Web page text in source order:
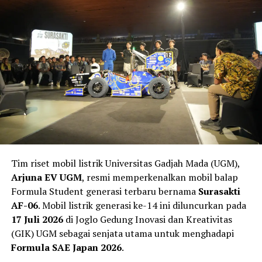
kendaraan baru, teknologi terkini, hingga strategi para
pabrikan dalam menghadapi persaingan industri
otomotif yang semakin kompetitif.
GIIAS Jadi Barometer Industri
Otomotif Nasional
Sebagai salah satu pameran otomotif terbesar di Asia
Tenggara, GIIAS tidak hanya menjadi ajang peluncuran
produk baru, tetapi juga menjadi indikator
Berbagai merek otomotif global memanfaatkan
momentum ini untuk memperkenalkan kendaraan
terbaru, baik di segmen mobil penumpang, kendaraan
listrik, sepeda motor, kendaraan komersial, maupun
teknologi pendukung industri otomotif.
Tim riset mobil listrik Universitas Gadjah Mada (UGM),
Arjuna EV UGM, resmi memperkenalkan mobil balap
Formula Student generasi terbaru bernama Surasakti
AF-06. Mobil listrik generasi ke-14 ini diluncurkan pada
17 Juli 2026di Joglo Gedung Inovasi dan Kreativitas
(GIK) UGM sebagai senjata utama untuk menghadapi
Formula SAE Japan 2026.